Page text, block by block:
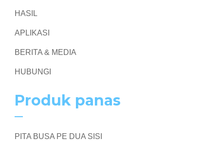
HASIL
APLIKASI
BERITA & MEDIA
HUBUNGI
Produk panas
PITA BUSA PE DUA SISI